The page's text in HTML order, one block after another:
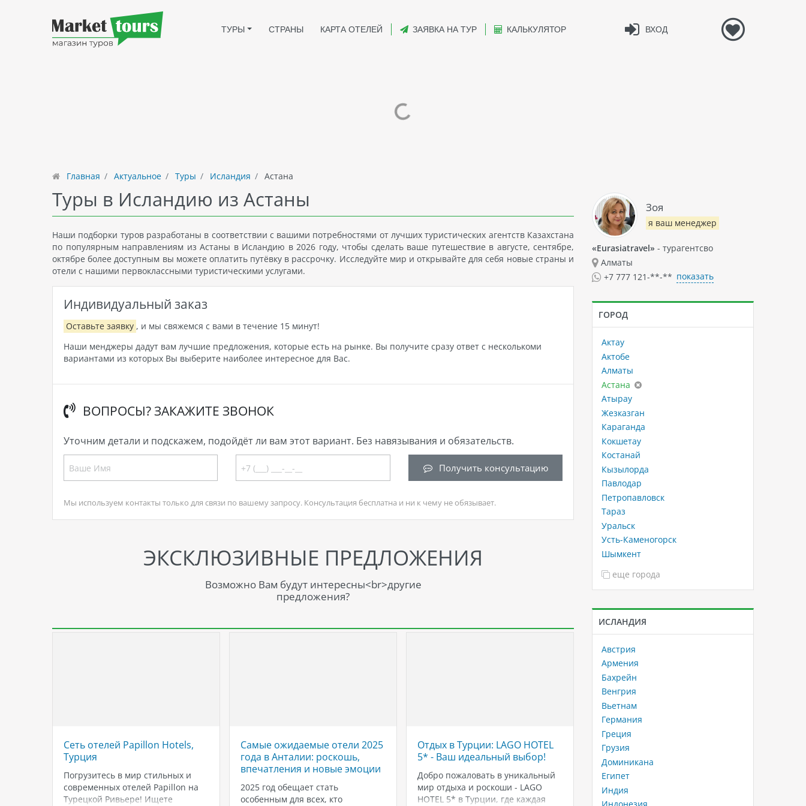
ВХОД
ТУРЫ СТРАНЫ КАРТА ОТЕЛЕЙ ЗАЯВКА НА ТУР КАЛЬКУЛЯТОР
Главная Актуальное Туры Исландия Астана
Туры в Исландию из Астаны
Наши подборки туров разработаны в соответствии с вашими потребностями от лучших туристических агентств Казахстана
по популярным направлениям из Астаны в Исландию в 2026 году, чтобы сделать ваше путешествие в августе, сентябре,
октябре более доступным вы можете оплатить путёвку в рассрочку. Исследуйте мир и открывайте для себя новые страны и
отели с нашими первоклассными туристическими услугами.
Индивидуальный заказ
Оставьте заявку , и мы свяжемся с вами в течение 15 минут!
Наши менджеры дадут вам лучшие предложения, которые есть на рынке. Вы получите сразу ответ с несколькоми
вариантами из которых Вы выберите наиболее интересное для Вас.
ВОПРОСЫ? ЗАКАЖИТЕ ЗВОНОК
Уточним детали и подскажем, подойдёт ли вам этот вариант. Без навязывания и обязательств.
Получить консультацию
Мы используем контакты только для связи по вашему запросу. Консультация бесплатна и ни к чему не обязывает.
ЭКСКЛЮЗИВНЫЕ ПРЕДЛОЖЕНИЯ
Возможно Вам будут интересны<br>другие
предложения?
Сеть отелей Papillon Hotels,
Tурция
Погрузитесь в мир стильных и
современных отелей Papillon на
Турецкой Ривьере! Ищете
Самые ожидаемые отели 2025
года в Анталии: роскошь,
впечатления и новые эмоции
2025 год обещает стать
особенным для всех, кто
Отдых в Турции: LAGO HOTEL
5* - Ваш идеальный выбор!
Добро пожаловать в уникальный
мир отдыха и роскоши - LAGO
HOTEL 5* в Турции, где каждая
IC Hotels Residence: Ваш
роскошный отдых начинается
здесь!
Отель расположен в самом сердце
Анталии, окруженный
Зоя
я ваш менеджер
«Eurasiatravel» - турагентсво
Алматы
+7 777 121-**-** показать
ГОРОД
Актау
Актобе
Алматы
Астана
Атырау
Жезказган
Караганда
Кокшетау
Костанай
Кызылорда
Павлодар
Петропавловск
Тараз
Уральск
Усть-Каменогорск
Шымкент
еще города
ИСЛАНДИЯ
Австрия
Армения
Бахрейн
Венгрия
Вьетнам
Германия
Греция
Грузия
Доминикана
Египет
Индия